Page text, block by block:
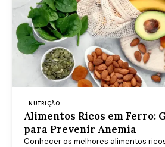
NUTRIÇÃO
Alimentos Ricos em Ferro:
para Prevenir Anemia
Conhecer os melhores alimentos